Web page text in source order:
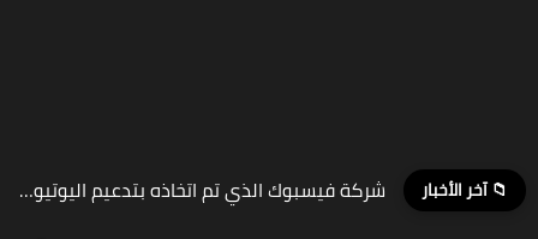
📁 آخر الأخبار طريقة استعمال رقم واحد للواتساب على اكثر من جهاز ونقل...